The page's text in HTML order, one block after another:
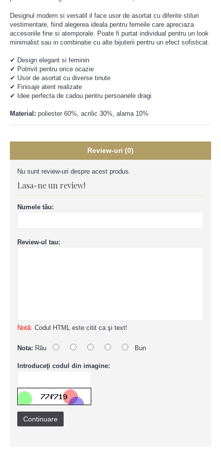
Designul modern si versatil il face usor de asortat cu diferite stiluri
vestimentare, fiind alegerea ideala pentru femeile care apreciaza
accesoriile fine si atemporale. Poate fi purtat individual pentru un look
minimalist sau in combinatie cu alte bijuterii pentru un efect sofisticat.
✔ Design elegant si feminin
✔ Potrivit pentru orice ocazie
✔ Usor de asortat cu diverse tinute
✔ Finisaje atent realizate
✔ Idee perfecta de cadou pentru persoanele dragi
Material: poliester 60%, acrilic 30%, alama 10%
Review-uri (0)
Nu sunt review-uri despre acest produs.
Lasa-ne un review!
Numele tău:
Review-ul tau:
Notă: Codul HTML este citit ca şi text!
Nota: Rău Bun
Introduceţi codul din imagine:
Continuare